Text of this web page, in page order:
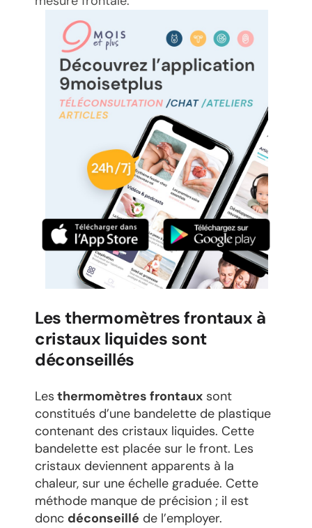
Les thermomètres frontaux à
cristaux liquides sont
déconseillés
Les thermomètres frontaux sont
constitués d’une bandelette de plastique
contenant des cristaux liquides. Cette
bandelette est placée sur le front. Les
cristaux deviennent apparents à la
chaleur, sur une échelle graduée. Cette
méthode manque de précision ; il est
donc déconseillé de l’employer.